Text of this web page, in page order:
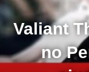
Valiant
no